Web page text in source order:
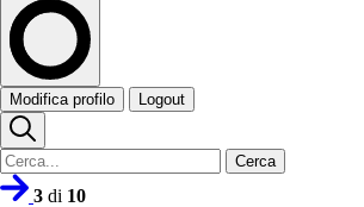
Modifica profilo Logout
Cerca
3 di 10